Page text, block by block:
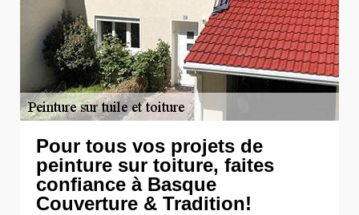
Pour tous vos projets de
peinture sur toiture, faites
confiance à Basque
Couverture & Tradition!